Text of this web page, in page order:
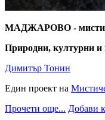
МАДЖАРОВО -
Природни, културни и
Димитър Тонин
Един проект на
Прочети още... Добави